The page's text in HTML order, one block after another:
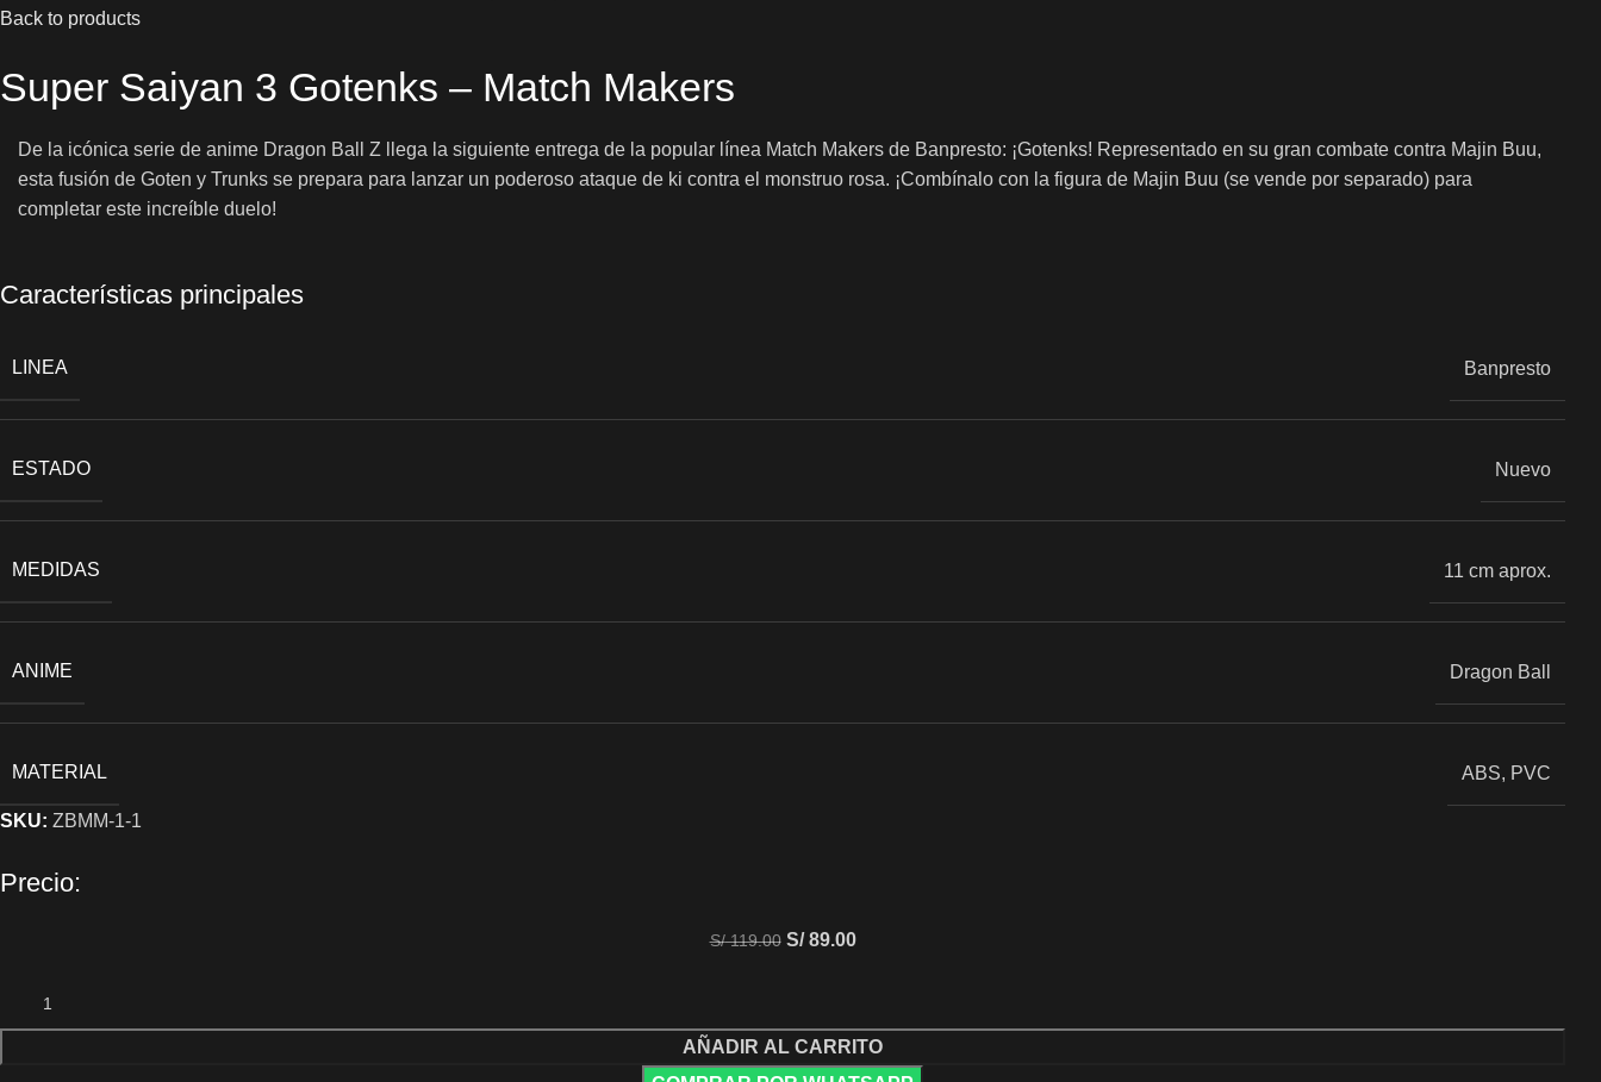
Back to products
Super Saiyan 3 Gotenks – Match Makers
De la icónica serie de anime Dragon Ball Z llega la siguiente entrega de la popular línea Match Makers de Banpresto: ¡Gotenks! Representado en su gran combate contra Majin Buu,
esta fusión de Goten y Trunks se prepara para lanzar un poderoso ataque de ki contra el monstruo rosa. ¡Combínalo con la figura de Majin Buu (se vende por separado) para
completar este increíble duelo!
Características principales
LINEA Banpresto
ESTADO Nuevo
MEDIDAS 11 cm aprox.
ANIME Dragon Ball
MATERIAL ABS, PVC
SKU:ZBMM-1-1
Precio:
S/119.00 S/89.00
AÑADIR AL CARRITO